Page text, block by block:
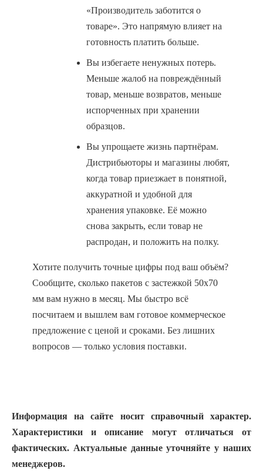
«Производитель заботится о
товаре». Это напрямую влияет на
готовность платить больше.
Вы избегаете ненужных потерь.
Меньше жалоб на повреждённый
товар, меньше возвратов, меньше
испорченных при хранении
образцов.
Вы упрощаете жизнь партнёрам.
Дистрибьюторы и магазины любят,
когда товар приезжает в понятной,
аккуратной и удобной для
хранения упаковке. Её можно
снова закрыть, если товар не
распродан, и положить на полку.
Хотите получить точные цифры под ваш объём?
Сообщите, сколько пакетов с застежкой 50х70
мм вам нужно в месяц. Мы быстро всё
посчитаем и вышлем вам готовое коммерческое
предложение с ценой и сроками. Без лишних
вопросов — только условия поставки.
Информация на сайте носит справочный характер.
Характеристики и описание могут отличаться от
фактических. Актуальные данные уточняйте у наших
менеджеров.